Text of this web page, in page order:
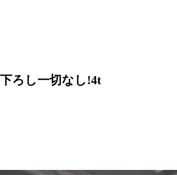
ろし一切なし!4t